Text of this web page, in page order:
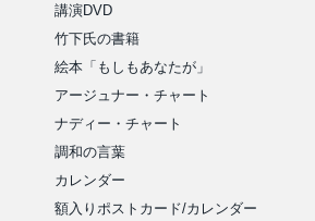
講演DVD
竹下氏の書籍
絵本「もしもあなたが」
アージュナー・チャート
ナディー・チャート
調和の言葉
カレンダー
額入りポストカード/カレンダー